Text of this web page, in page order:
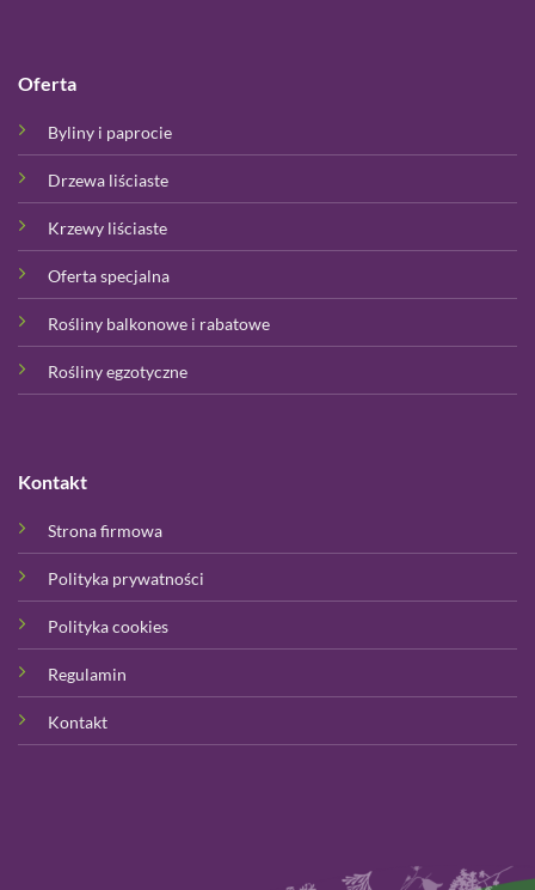
Oferta
Byliny i paprocie
Drzewa liściaste
Krzewy liściaste
Oferta specjalna
Rośliny balkonowe i rabatowe
Rośliny egzotyczne
Kontakt
Strona firmowa
Polityka prywatności
Polityka cookies
Regulamin
Kontakt